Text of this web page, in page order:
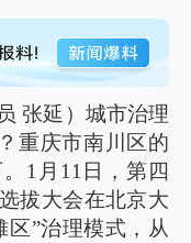
张延）城市治理
重庆市南川区的
1月11日，第四
拔大会在北京大
”治理模式，从